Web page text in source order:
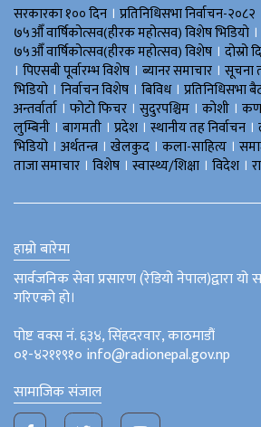
सरकारका १०० दिन । प्रतिनिधिसभा निर्वाचन-२०८२
७५औँ वार्षिकोत्सव(हीरक महोत्सव) विशेष भिडियाे ।
७५औँ वार्षिकोत्सव(हीरक महोत्सव) विशेष । दोस्रो
। पिएसबी पूर्वारम्भ विशेष । ब्यानर समाचार । सूचना
भिडियाे । निर्वाचन विशेष । बिविध। प्रतिनिधिसभा
अन्तर्वार्ता । फोटो फिचर । सुदुरपश्चिम । काेशी ।
लुम्बिनी । बागमती । प्रदेश । स्थानीय तह निर्वाचन ।
भिडियो । अर्थतन्त्र । खेलकुद । कला-साहित्य ।
ताजा समाचार । विशेष । स्वास्थ्य/शिक्षा । विदेश ।
हाम्रो बारेमा
सार्वजनिक सेवा प्रसारण (रेडियो नेपाल)द्वारा यो
गरिएको हो।
पोष्ट वक्स नं. ६३४, सिंहदरवार, काठमाडौं
०१-४२११९१० info@radionepal.gov.np
सामाजिक संजाल